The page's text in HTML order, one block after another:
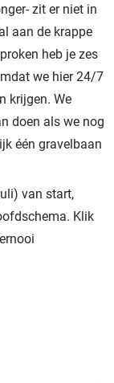
zit er niet in
aan de krappe
heb je zes
we hier 24/7
krijgen. We
doen als we nog
één gravelbaan
van start,
Klik